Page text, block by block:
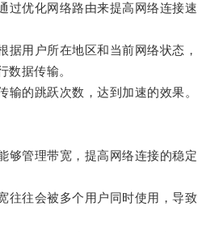
优化网络路由来提高网络连接速
用户所在地区和当前网络状态，
数据传输。
的跳跃次数，达到加速的效果。
管理带宽，提高网络连接的稳定
往会被多个用户同时使用，导致